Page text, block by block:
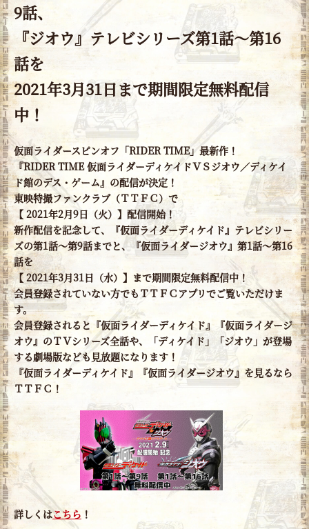
9話、
『ジオウ』テレビシリーズ第1話～第16
話を
2021年3月31日まで期間限定無料配信
中！
仮面ライダースピンオフ「RIDER TIME」最新作！
『RIDER TIME 仮面ライダーディケイドＶＳジオウ／ディケイ
ド館のデス・ゲーム』の配信が決定！
東映特撮ファンクラブ（ＴＴＦＣ）で
【 2021年2月9日（火）】配信開始！
新作配信を記念して、『仮面ライダーディケイド』テレビシリー
ズの第1話～第9話までと、『仮面ライダージオウ』第1話～第16
話を
【 2021年3月31日（水）】まで期間限定無料配信中！
会員登録されていない方でもＴＴＦＣアプリでご覧いただけま
す。
会員登録されると『仮面ライダーディケイド』『仮面ライダージ
オウ』のＴＶシリーズ全話や、「ディケイド」「ジオウ」が登場
する劇場版なども見放題になります！
『仮面ライダーディケイド』『仮面ライダージオウ』を見るなら
ＴＴＦＣ！
詳しくはこちら ！